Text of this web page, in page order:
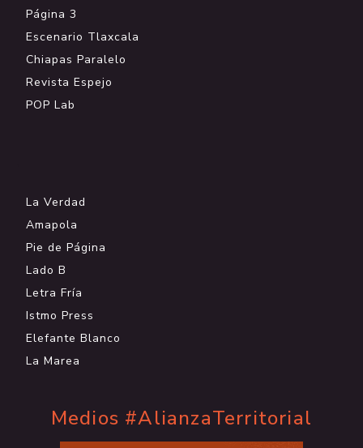
Página 3
Escenario Tlaxcala
Chiapas Paralelo
Revista Espejo
POP Lab
La Verdad
Amapola
Pie de Página
Lado B
Letra Fría
Istmo Press
Elefante Blanco
La Marea
Medios #AlianzaTerritorial